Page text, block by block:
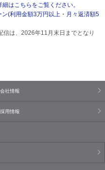
はこちらをご覧ください。
(利用金額3万円以上・月々返済額5
は、2026年11月末日までとなり
会社情報
採用情報